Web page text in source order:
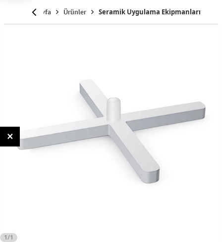
Anasayfa Ürünler Seramik Uygulama Ekipmanları
1/1
×